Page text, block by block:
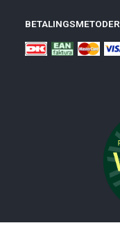
BETALINGSMETODER